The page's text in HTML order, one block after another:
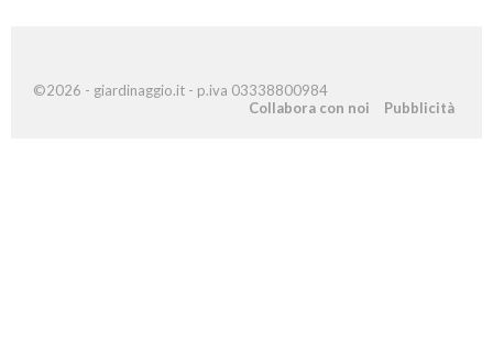
©2026 - giardinaggio.it - p.iva 03338800984
Collabora con noi
Pubblicità